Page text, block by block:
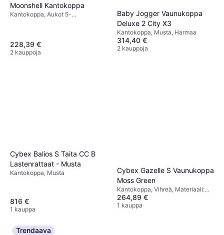
Moonshell Kantokoppa
Kantokoppa, Aukot 5-
228,39 €
2 kauppoja
Baby Jogger Vaunukoppa
Deluxe 2 City X3
Kantokoppa, Musta, Harmaa
314,40 €
2 kauppoja
Cybex Balios S Taita CC B
Lastenrattaat - Musta
Kantokoppa, Musta
816 €
1 kauppa
Cybex Gazelle S Vaunukoppa
Moss Green
Kantokoppa, Vihreä, Materiaali:
Nahka
264,89 €
1 kauppa
Trendaava